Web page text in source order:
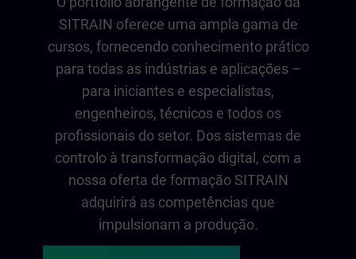
SITRAIN oferece uma ampla gama de
cursos, fornecendo conhecimento prático
para todas as indústrias e aplicações –
para iniciantes e especialistas,
engenheiros, técnicos e todos os
profissionais do setor. Dos sistemas de
controlo à transformação digital, com a
nossa oferta de formação SITRAIN
adquirirá as competências que
impulsionam a produção.